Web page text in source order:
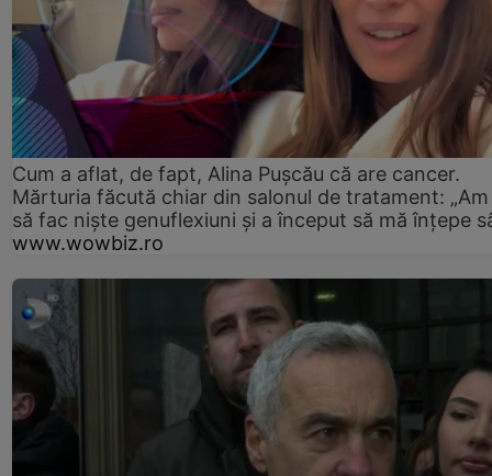
Cum a aflat, de fapt, Alina Pușcău că are cancer.
Mărturia făcută chiar din salonul de tratament:
să fac niște genuflexiuni și a început să mă înțepe
www.wowbiz.ro